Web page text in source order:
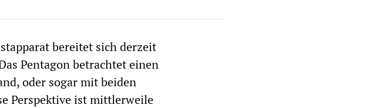
bereitet sich derzeit
Pentagon betrachtet einen
oder sogar mit beiden
Perspektive ist mittlerweile